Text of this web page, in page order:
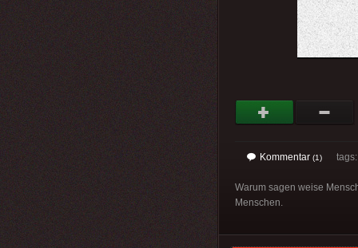
Kommentar (1)
Warum sagen weise
Menschen.